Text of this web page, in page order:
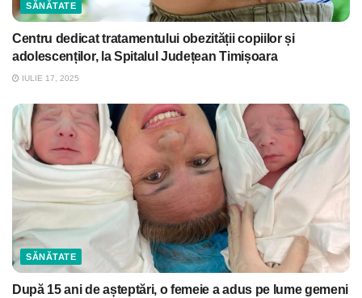
SĂNĂTATE
Centru dedicat tratamentului obezității copiilor și
adolescenților, la Spitalul Județean Timișoara
IULIE 17, 2025
SĂNĂTATE
După 15 ani de așteptări, o femeie a adus pe lume gemeni